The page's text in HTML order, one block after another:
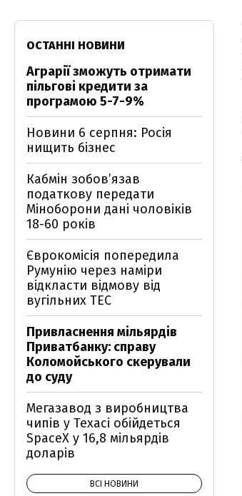
ОСТАННІ НОВИНИ
Аграрії зможуть отримати
пільгові кредити за
програмою 5-7-9%
Новини 6 серпня: Росія
нищить бізнес
Кабмін зобовʼязав
податкову передати
Міноборони дані чоловіків
18-60 років
Єврокомісія попередила
Румунію через наміри
відкласти відмову від
вугільних ТЕС
Привласнення мільярдів
Приватбанку: справу
Коломойського скерували
до суду
Мегазавод з виробництва
чипів у Техасі обійдеться
SpaceX у 16,8 мільярдів
доларів
ВСІ НОВИНИ